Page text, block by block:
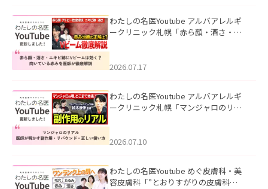
わたしの名医Youtube アルバアレルギ
ークリニック札幌「赤ら顔・酒さ・ニ
した。
2026.07.17
わたしの名医Youtube アルバアレルギ
ークリニック札幌「マンジャロのリア
た。
2026.07.10
わたしの名医Youtube めぐ皮膚科・美
容皮膚科「”とおりすがりの皮膚科